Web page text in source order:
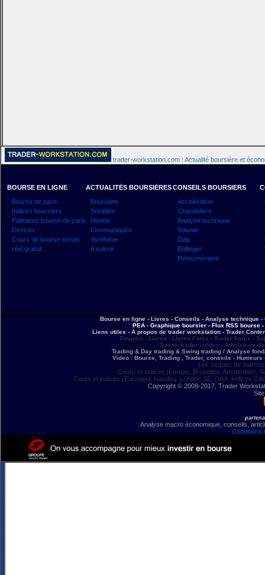
trader-workstation.com : Actualité boursière et
BOURSE EN LIGNE
Bourse de paris
Indices boursiers
Palmares bourse de paris
Devises
Cours de bourse temps
réel gratuit
ACTUALITÉS BOURSIÈRES
Boursière
Sociétés
Monde
Communiqués
Synthèse
A suivre
CONSEILS BOURSIERS
Accélération
Chandeliers
Analyse technique
Volume
Gap
Bollinger
Retournement
Bourse en ligne - Livres - Conseils - Analyse technique
PEA - Graphique boursier - Flux RSS bourse
Liens utiles - A propos de trader workstation - Trader
Finance - Livres - Livres Forex - Trader Forex -
Savoir trader - video - Articles -
Trading & Day trading & Swing trading / Analyse
Video : Bourse, Trading , Trader, conseils -
Les risques de
Cours et indices (Europe, Bruxelles, Amsterdam,
Cours et indices (Euronext, Nasdaq, London SE, DAX, Indices
Copyright © 2008-2017, Trader
Analyse macro économique, conseils,
Conditions